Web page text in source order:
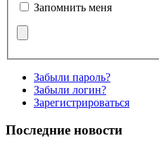
Запомнить меня
Забыли пароль?
Забыли логин?
Зарегистрироваться
Последние новости